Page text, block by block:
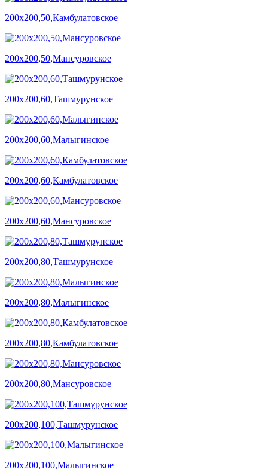
200х200,50,Камбулатовское
200х200,50,Мансуровское
200х200,60,Ташмурунское
200х200,60,Малыгинское
200х200,60,Камбулатовское
200х200,60,Мансуровское
200х200,80,Ташмурунское
200х200,80,Малыгинское
200х200,80,Камбулатовское
200х200,80,Мансуровское
200х200,100,Ташмурунское
200х200,100,Малыгинское